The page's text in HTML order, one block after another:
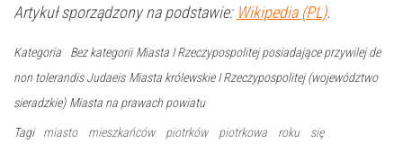
Artykuł sporządzony na podstawie: Wikipedia (PL).
Kategoria Bez kategorii Miasta I Rzeczypospolitej posiadające przywilej de
non tolerandis Judaeis Miasta królewskie I Rzeczypospolitej (województwo
sieradzkie) Miasta na prawach powiatu
Tagi miasto mieszkańców piotrków piotrkowa roku
się